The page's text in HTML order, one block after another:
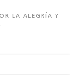
LA ALEGRÍA Y